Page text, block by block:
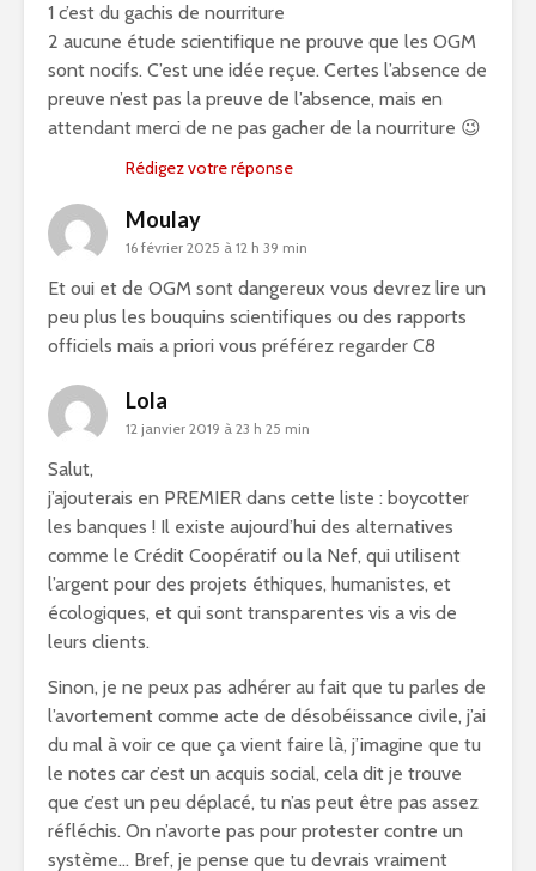
1 c’est du gachis de nourriture
2 aucune étude scientifique ne prouve que les OGM
sont nocifs. C’est une idée reçue. Certes l’absence de
preuve n’est pas la preuve de l’absence, mais en
attendant merci de ne pas gacher de la nourriture 😉
Rédigez votre réponse
Moulay
16 février 2025 à 12 h 39 min
Et oui et de OGM sont dangereux vous devrez lire un
peu plus les bouquins scientifiques ou des rapports
officiels mais a priori vous préférez regarder C8
Lola
12 janvier 2019 à 23 h 25 min
Salut,
j’ajouterais en PREMIER dans cette liste : boycotter
les banques ! Il existe aujourd’hui des alternatives
comme le Crédit Coopératif ou la Nef, qui utilisent
l’argent pour des projets éthiques, humanistes, et
écologiques, et qui sont transparentes vis a vis de
leurs clients.
Sinon, je ne peux pas adhérer au fait que tu parles de
l’avortement comme acte de désobéissance civile, j’ai
du mal à voir ce que ça vient faire là, j’imagine que tu
le notes car c’est un acquis social, cela dit je trouve
que c’est un peu déplacé, tu n’as peut être pas assez
réfléchis. On n’avorte pas pour protester contre un
système… Bref, je pense que tu devrais vraiment